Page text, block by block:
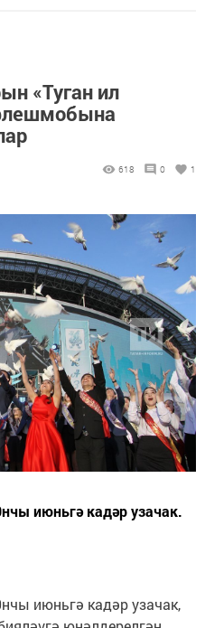
«Туган ил
618 0 1
июньгә кадәр узачак.
июньгә кадәр узачак,